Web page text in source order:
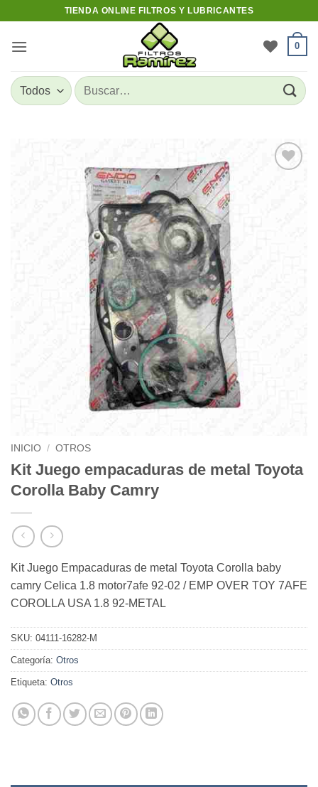
content
TIENDA ONLINE FILTROS Y LUBRICANTES
0
Buscar
por:
INICIO / OTROS
Kit Juego empacaduras de metal Toyota
Corolla Baby Camry
Kit Juego Empacaduras de metal Toyota Corolla baby
camry Celica 1.8 motor7afe 92-02 / EMP OVER TOY 7AFE
COROLLA USA 1.8 92-METAL
SKU: 04111-16282-M
Categoría: Otros
Etiqueta: Otros